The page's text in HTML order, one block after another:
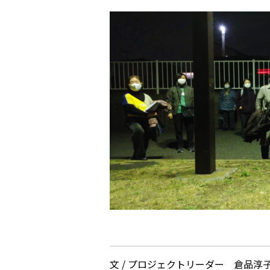
文 / プロジェクトリーダー 倉品淳